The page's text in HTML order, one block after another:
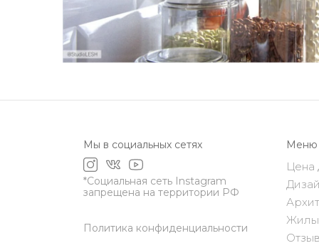
Мы в социальных сетях
*Социальная сеть Instagram
запрещена на территории РФ
Политика конфиденциальности
Меню
Цена